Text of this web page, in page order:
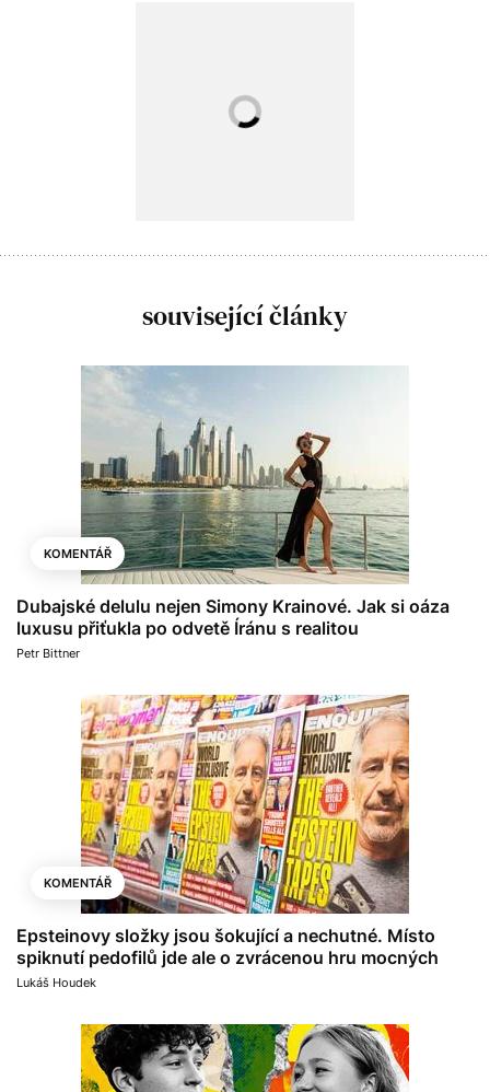
související články
KOMENTÁŘ
Dubajské delulu nejen Simony Krainové. Jak si oáza
luxusu přiťukla po odvetě Íránu s realitou
Petr Bittner
KOMENTÁŘ
Epsteinovy složky jsou šokující a nechutné. Místo
spiknutí pedofilů jde ale o zvrácenou hru mocných
Lukáš Houdek